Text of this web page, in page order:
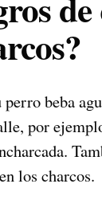
beba
por
los charcos.